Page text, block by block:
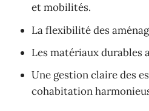
et mobilités.
La flexibilité des
Les matériaux durables
Une gestion claire des
cohabitation